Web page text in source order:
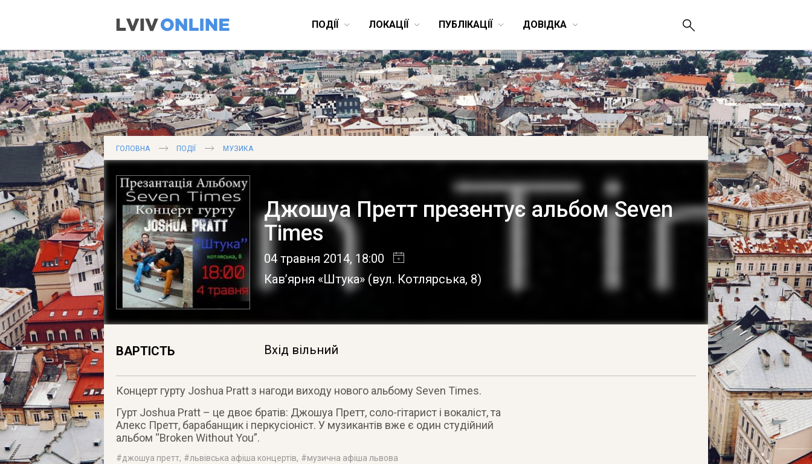
ПОДІЇ ЛОКАЦІЇ ПУБЛІКАЦІЇ ДОВІДКА
ГОЛОВНА ПОДІЇ МУЗИКА
Джошуа Претт презентує альбом Seven
Times
04 травня 2014, 18:00
Кав’ярня «Штука» (вул. Котлярська, 8)
ВАРТІСТЬ Вхід вільний
Концерт гурту Joshua Pratt з нагоди виходу нового альбому Seven Times.
Гурт Joshua Pratt – це двоє братів: Джошуа Претт, соло-гітарист і вокаліст, та
Алекс Претт, барабанщик і перкусіоніст. У музикантів вже є один студійний
альбом “Broken Without You”.
#джошуа претт, #львівська афіша концертів, #музична афіша львова